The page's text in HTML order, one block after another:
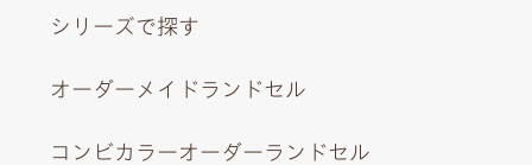
シリーズで探す
オーダーメイドランドセル
コンビカラーオーダーランドセル